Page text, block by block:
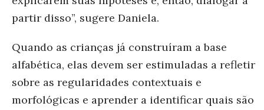
partir disso”, sugere Daniela.
Quando as crianças já construíram a base
alfabética, elas devem ser estimuladas a refletir
sobre as regularidades contextuais e
morfológicas e aprender a identificar quais são